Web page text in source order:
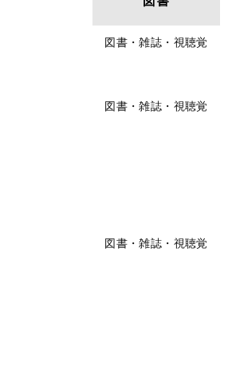
図書・雑誌・視聴覚